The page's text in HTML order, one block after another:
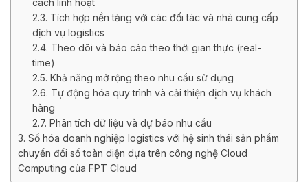
cách linh hoạt
2.3. Tích hợp nền tảng với các đối tác và nhà cung cấp
dịch vụ logistics
2.4. Theo dõi và báo cáo theo thời gian thực (real-
time)
2.5. Khả năng mở rộng theo nhu cầu sử dụng
2.6. Tự động hóa quy trình và cải thiện dịch vụ khách
hàng
2.7. Phân tích dữ liệu và dự báo nhu cầu
3. Số hóa doanh nghiệp logistics với hệ sinh thái sản phẩm
chuyển đổi số toàn diện dựa trên công nghệ Cloud
Computing của FPT Cloud